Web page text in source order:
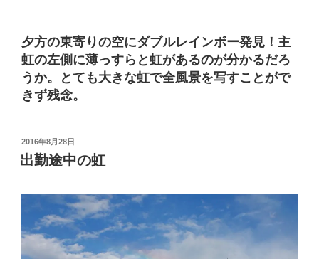
夕方の東寄りの空にダブルレインボー発見！主
虹の左側に薄っすらと虹があるのが分かるだろ
うか。とても大きな虹で全風景を写すことがで
きず残念。
投
稿
日:
2016年8月28日
出勤途中の虹